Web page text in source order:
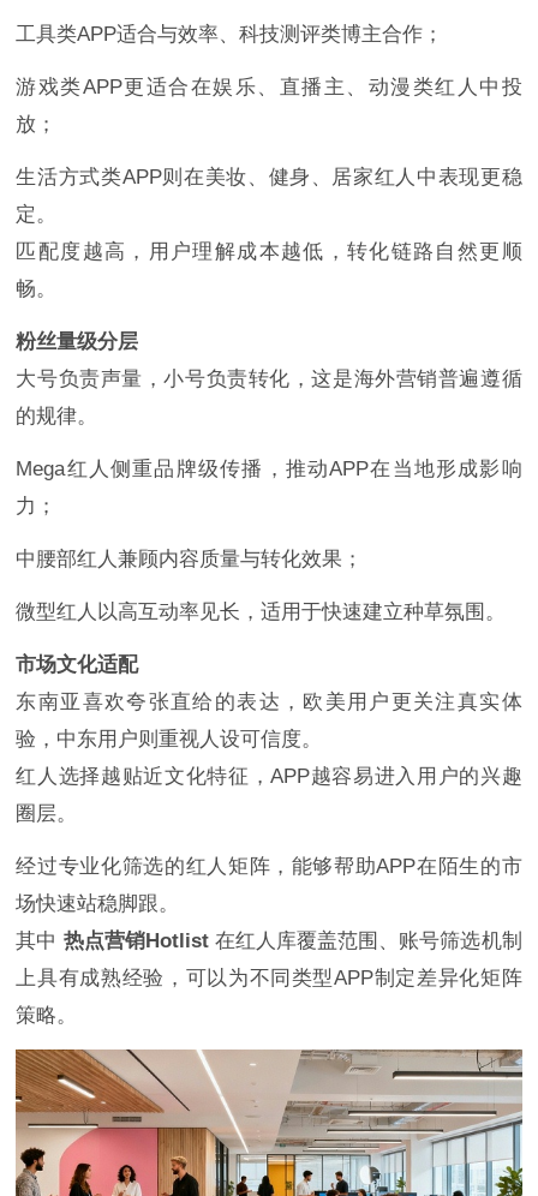
工具类APP适合与效率、科技测评类博主合作；
游戏类APP更适合在娱乐、直播主、动漫类红人中投
放；
生活方式类APP则在美妆、健身、居家红人中表现更稳
定。
匹配度越高，用户理解成本越低，转化链路自然更顺
畅。
粉丝量级分层
大号负责声量，小号负责转化，这是海外营销普遍遵循
的规律。
Mega红人侧重品牌级传播，推动APP在当地形成影响
力；
中腰部红人兼顾内容质量与转化效果；
微型红人以高互动率见长，适用于快速建立种草氛围。
市场文化适配
东南亚喜欢夸张直给的表达，欧美用户更关注真实体
验，中东用户则重视人设可信度。
红人选择越贴近文化特征，APP越容易进入用户的兴趣
圈层。
经过专业化筛选的红人矩阵，能够帮助APP在陌生的市
场快速站稳脚跟。
其中 热点营销Hotlist在红人库覆盖范围、账号筛选机制
上具有成熟经验，可以为不同类型APP制定差异化矩阵
策略。